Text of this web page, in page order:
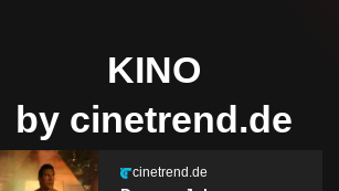
KINO
by cinetrend.de
cinetrend.de